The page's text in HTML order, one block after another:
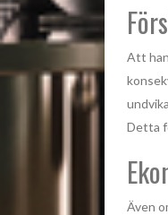
Att
Detta
Även